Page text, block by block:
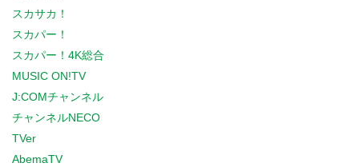
スカサカ！
スカパー！
スカパー！4K総合
MUSIC ON!TV
J:COMチャンネル
チャンネルNECO
TVer
AbemaTV